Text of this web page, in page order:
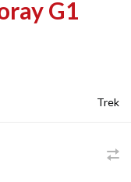
G1
Trek